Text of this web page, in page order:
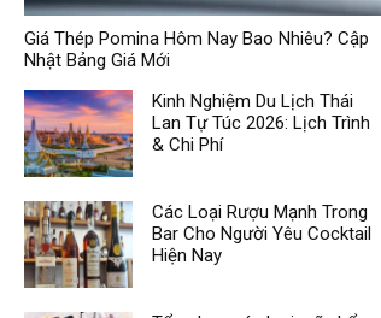
Giá Thép Pomina Hôm Nay Bao Nhiêu? Cập
Nhật Bảng Giá Mới
Kinh Nghiệm Du Lịch Thái
Lan Tự Túc 2026: Lịch Trình
& Chi Phí
Các Loại Rượu Mạnh Trong
Bar Cho Người Yêu Cocktail
Hiện Nay